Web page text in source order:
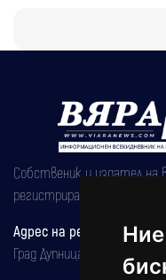
Собственик и издател на
регистрирана на 08.05.2002
Адрес на редакцията
Град Дупница, ул.''Христо